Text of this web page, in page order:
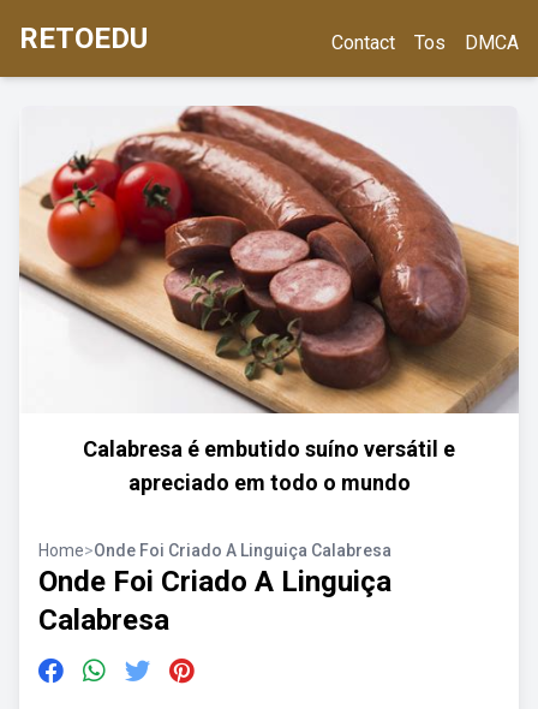
RETOEDU Contact Tos DMCA
Calabresa é embutido suíno versátil e
apreciado em todo o mundo
Home>Onde Foi Criado A Linguiça Calabresa
Onde Foi Criado A Linguiça
Calabresa